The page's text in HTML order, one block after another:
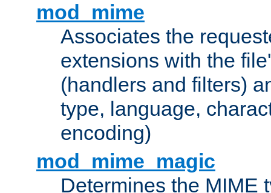
mod_mime
Associates the
extensions with the
(handlers and filters)
type, language,
encoding)
mod_mime_magic
Determines the MIME